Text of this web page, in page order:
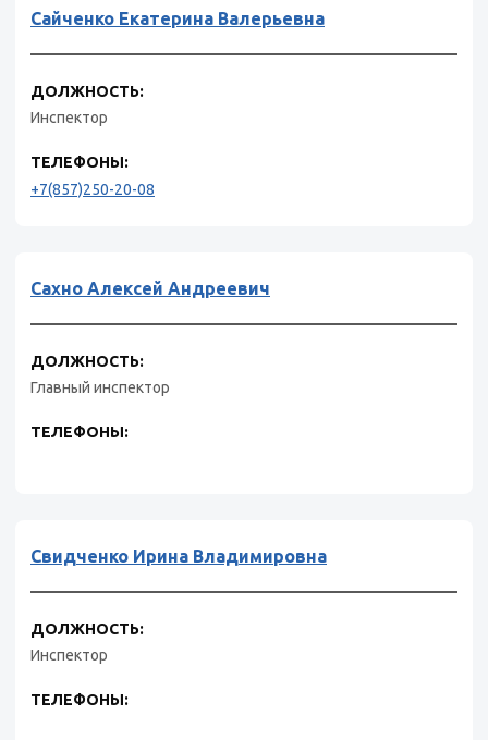
Сайченко Екатерина Валерьевна
ДОЛЖНОСТЬ:
Инспектор
ТЕЛЕФОНЫ:
+7(857)250-20-08
Сахно Алексей Андреевич
ДОЛЖНОСТЬ:
Главный инспектор
ТЕЛЕФОНЫ:
Свидченко Ирина Владимировна
ДОЛЖНОСТЬ:
Инспектор
ТЕЛЕФОНЫ: